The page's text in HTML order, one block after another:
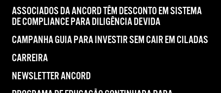
ASSOCIADOS DA ANCORD TÊM DESCONTO EM SISTEMA
DE COMPLIANCE PARA DILIGÊNCIA DEVIDA
CAMPANHA GUIA PARA INVESTIR SEM CAIR EM CILADAS
CARREIRA
NEWSLETTER ANCORD